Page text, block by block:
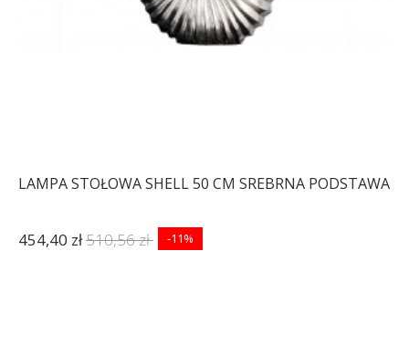
LAMPA STOŁOWA SHELL 50 CM SREBRNA PODSTAWA
454,40 zł510,56 zł -11%